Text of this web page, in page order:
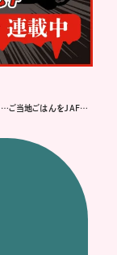
北海道旭川発祥のラーメン、仙台の牛たん、広島のお好み焼き…ご当地ごはんをJAF優待でお得に！